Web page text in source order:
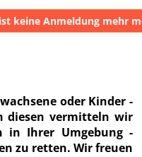
keine Anmeldung mehr
oder Kinder -
diesen vermitteln wir
in Ihrer Umgebung -
zu retten. Wir freuen